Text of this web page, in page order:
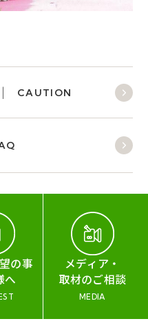
CAUTION
の事
へ
メディア・
取材のご相談
MEDIA